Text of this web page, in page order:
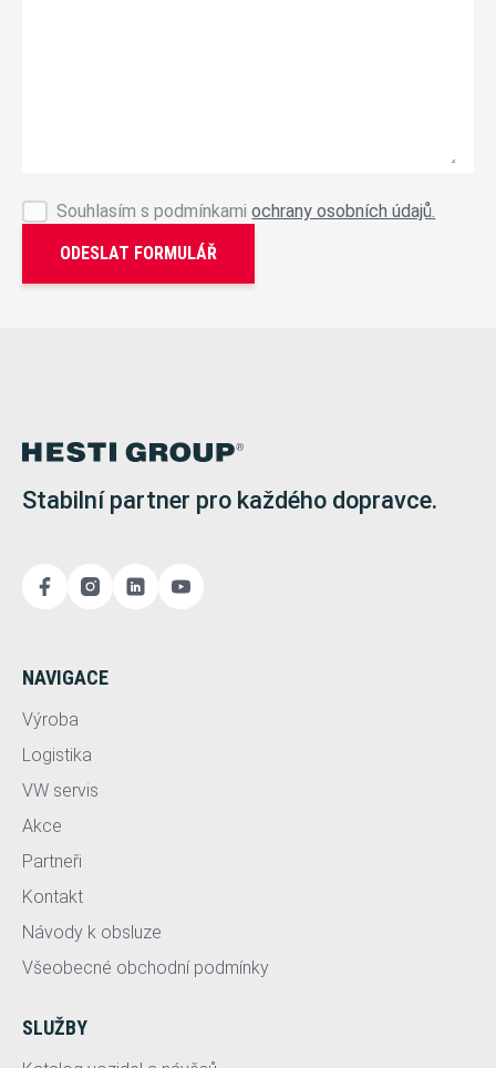
Souhlasím s podmínkamiochrany osobních údajů.
ODESLAT FORMULÁŘ
Stabilní partner pro každého dopravce.
NAVIGACE
Výroba
Logistika
VW servis
Akce
Partneři
Kontakt
Návody k obsluze
Všeobecné obchodní podmínky
SLUŽBY